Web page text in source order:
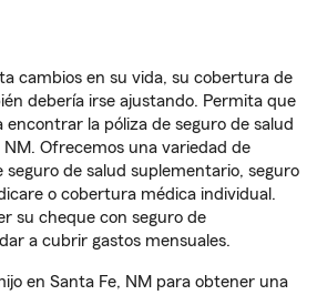
cambios en su vida, su cobertura de
debería irse ajustando. Permita que
encontrar la póliza de seguro de salud
Ofrecemos una variedad de
seguro de salud suplementario, seguro
o cobertura médica individual.
su cheque con seguro de
a cubrir gastos mensuales.
en Santa Fe, NM para obtener una